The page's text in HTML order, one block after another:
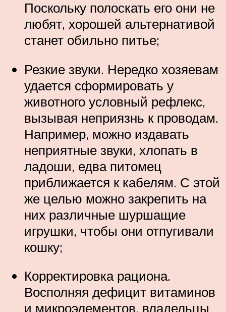
Поскольку полоскать его они не
любят, хорошей альтернативой
станет обильно питье;
Резкие звуки. Нередко хозяевам
удается сформировать у
животного условный рефлекс,
вызывая неприязнь к проводам.
Например, можно издавать
неприятные звуки, хлопать в
ладоши, едва питомец
приближается к кабелям. С этой
же целью можно закрепить на
них различные шуршащие
игрушки, чтобы они отпугивали
кошку;
Корректировка рациона.
Восполняя дефицит витаминов
и микроэлементов, владельцы